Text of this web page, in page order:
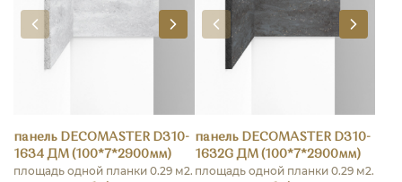
панель DECOMASTER D310-
1634 ДМ (100*7*2900мм)
площадь одной планки 0.29 м2.
панель DECOMASTER D310-
1632G ДМ (100*7*2900мм)
площадь одной планки 0.29 м2.